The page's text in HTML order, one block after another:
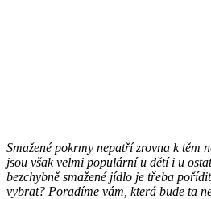
Smažené pokrmy nepatří zrovna k těm
jsou však velmi populární u dětí i u
bezchybně smažené jídlo je třeba
vybrat? Poradíme vám, která bude ta